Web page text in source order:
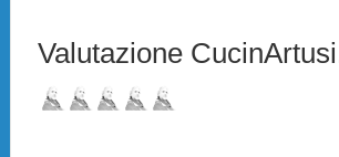
Valutazione